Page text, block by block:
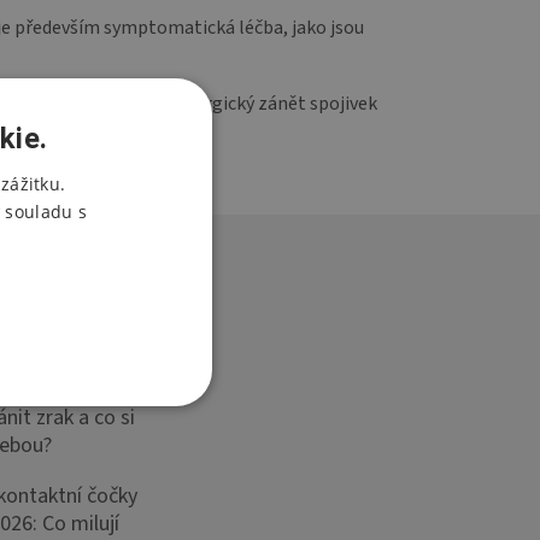
především symptomatická léčba, jako jsou
trvání infekce. Alergický zánět spojivek
zrak a co si
čočky
Co milují
souladu s